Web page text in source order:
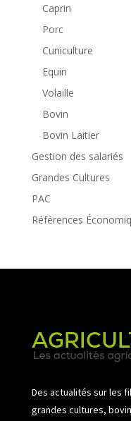
Caprin
Porc
Cuniculture
Equin
Volaille
Bovin
Bovin Laitier
Gestion des salariés
Grandes Cultures
PAC
Références
Des actualités sur les
grandes cultures,